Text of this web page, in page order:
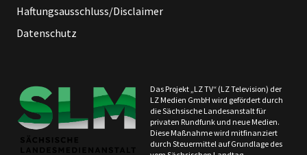
Haftungsausschluss/Disclaimer
Datenschutz
Das Projekt „LZ TV“ (LZ Television) der
LZ Medien GmbH wird gefördert durch
die Sächsische Landesanstalt für
privaten Rundfunk und neue Medien.
Diese Maßnahme wird mitfinanziert
durch Steuermittel auf Grundlage des